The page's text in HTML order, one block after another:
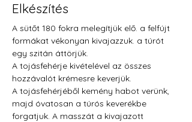
Elkészítés
A sütőt 180 fokra melegítjük elő. a felfújt
formákat vékonyan kivajazzuk. a túrót
egy szitán áttörjük.
A tojásfehérje kivételével az összes
hozzávalót krémesre keverjük.
A tojásfehérjéből kemény habot verünk,
majd óvatosan a túrós keverékbe
forgatjuk. A masszát a kivajazott